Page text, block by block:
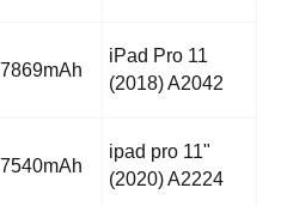
7869mAh
iPad Pro 11
(2018) A2042
7540mAh
ipad pro 11"
(2020) A2224